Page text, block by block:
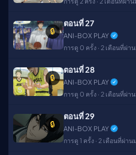
🔒
ตอนที่ 27
ANI-BOX PLAY
การดู 0 ครั้ง · 2 เดือนที่ผ่า
🔒
ตอนที่ 28
ANI-BOX PLAY
การดู 0 ครั้ง · 2 เดือนที่ผ่า
🔒
ตอนที่ 29
ANI-BOX PLAY
การดู 1 ครั้ง · 2 เดือนที่ผ่าน